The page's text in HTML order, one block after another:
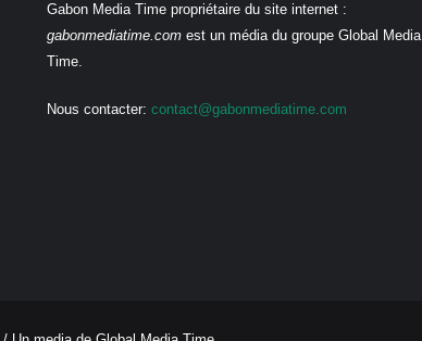
Gabon Media Time propriétaire du site internet :
gabonmediatime.comest un média du groupe Global Media
Time.
Nous contacter: contact@gabonmediatime.com